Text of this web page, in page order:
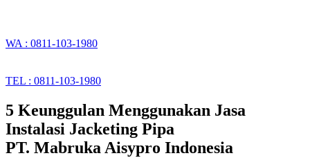
WA : 0811-103-1980
TEL : 0811-103-1980
5 Keunggulan Menggunakan Jasa
Instalasi Jacketing Pipa
PT. Mabruka Aisypro Indonesia​